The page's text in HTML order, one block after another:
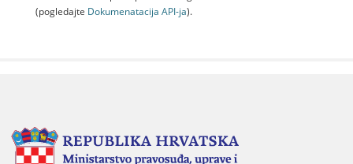
(pogledajte Dokumenаtаcijа API-jа).